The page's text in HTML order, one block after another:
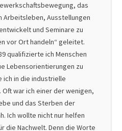
das
Arbeitsleben, Ausstellungen
und Seminare zu
vor Ort handeln“ geleitet.
qualifizierte ich Menschen
Lebensorientierungen zu
ich in die industrielle
war ich einer der wenigen,
und das Sterben der
Ich wollte nicht nur helfen
die Nachwelt. Denn die Worte